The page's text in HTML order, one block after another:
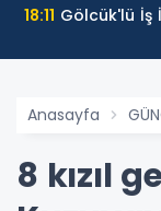
18:11
Anasayfa
8 kızıl